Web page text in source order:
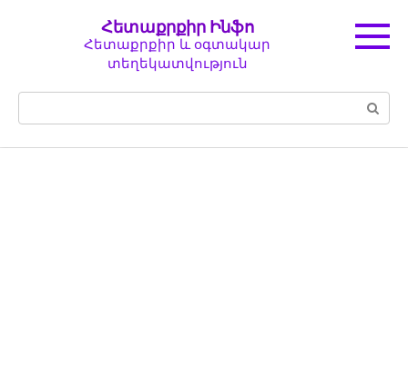
Հետաքրքիր Ինֆո
Հետաքրքիր և օգտակար
տեղեկատվություն